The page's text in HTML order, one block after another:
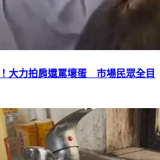
大力拍肩還罵壞蛋 市場民眾全目